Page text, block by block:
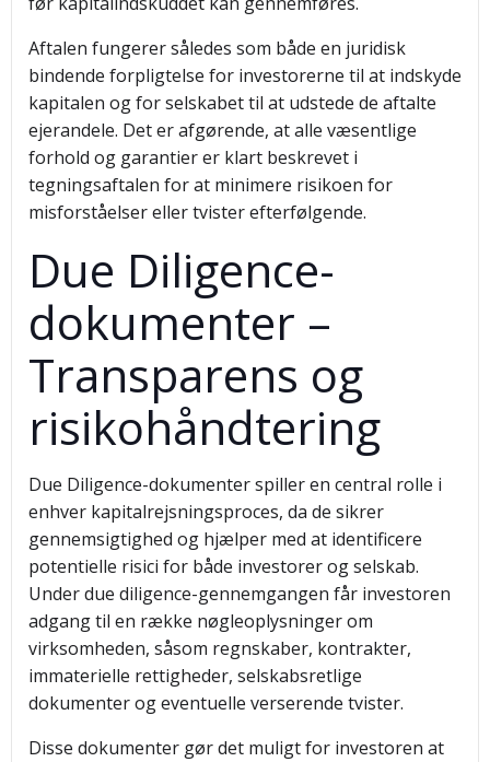
Aftalen fungerer således som både en juridisk
bindende forpligtelse for investorerne til at indskyde
kapitalen og for selskabet til at udstede de aftalte
ejerandele. Det er afgørende, at alle væsentlige
forhold og garantier er klart beskrevet i
tegningsaftalen for at minimere risikoen for
misforståelser eller tvister efterfølgende.
Due Diligence-
dokumenter –
Transparens og
risikohåndtering
Due Diligence-dokumenter spiller en central rolle i
enhver kapitalrejsningsproces, da de sikrer
gennemsigtighed og hjælper med at identificere
potentielle risici for både investorer og selskab.
Under due diligence-gennemgangen får investoren
adgang til en række nøgleoplysninger om
virksomheden, såsom regnskaber, kontrakter,
immaterielle rettigheder, selskabsretlige
dokumenter og eventuelle verserende tvister.
Disse dokumenter gør det muligt for investoren at